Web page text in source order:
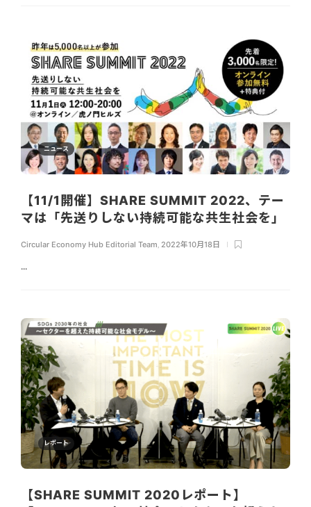
ニュース
【11/1開催】SHARE SUMMIT 2022、テー
マは「先送りしない持続可能な共生社会を」
Circular Economy Hub Editorial Team, 2022年10月18日
...
レポート
【SHARE SUMMIT 2020レポート】